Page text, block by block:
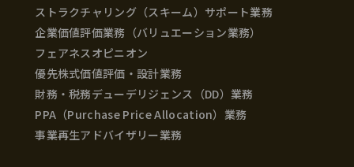
ストラクチャリング（スキーム）サポート業務
企業価値評価業務（バリュエーション業務）
フェアネスオピニオン
優先株式価値評価・設計業務
財務・税務デューデリジェンス（DD）業務
PPA（Purchase Price Allocation）業務
事業再生アドバイザリー業務